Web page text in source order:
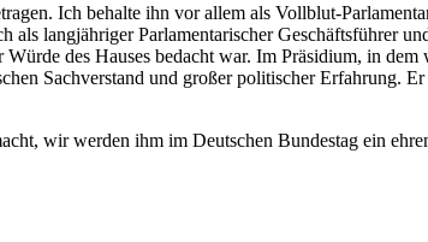
Ich behalte ihn vor allem als Vollblut-
langjähriger Parlamentarischer Geschäftsführer
des Hauses bedacht war. Im Präsidium, in
Sachverstand und großer politischer Erfahrung.
wir werden ihm im Deutschen Bundestag ein